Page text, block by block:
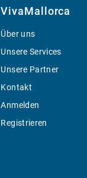
VivaMallorca
Über uns
Unsere Services
Unsere Partner
Kontakt
Anmelden
Registrieren